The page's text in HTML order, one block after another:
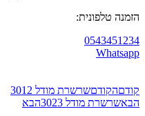
הזמנה טלפונית:
0543451234
Whatsapp
קודםהקודםשרשרת מודל 3012
הבאשרשרת מודל 3023 הבא